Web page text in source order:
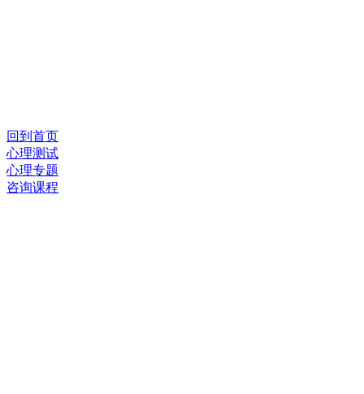
回到首页
心理测试
心理专题
咨询课程